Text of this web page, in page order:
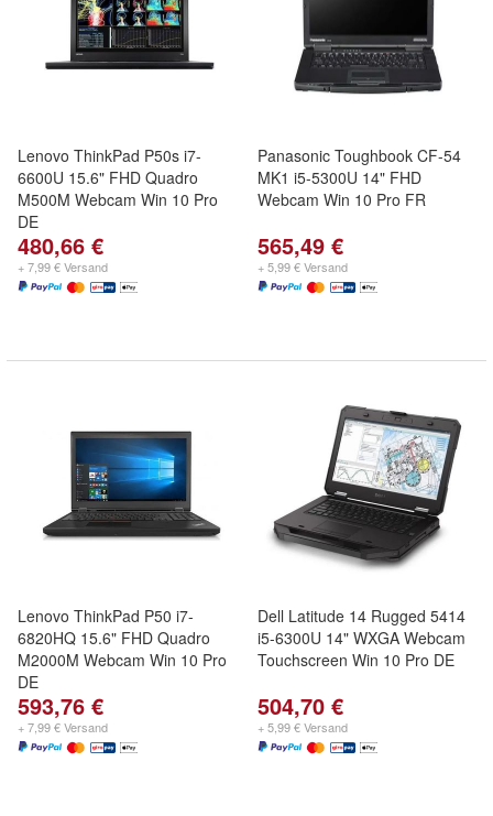
Lenovo ThinkPad P50s i7-
6600U 15.6" FHD Quadro
M500M Webcam Win 10 Pro
DE
480,66 €
+ 7,99 € Versand
Panasonic Toughbook CF-54
MK1 i5-5300U 14" FHD
Webcam Win 10 Pro FR
565,49 €
+ 5,99 € Versand
Lenovo ThinkPad P50 i7-
6820HQ 15.6" FHD Quadro
M2000M Webcam Win 10 Pro
DE
593,76 €
+ 7,99 € Versand
Dell Latitude 14 Rugged 5414
i5-6300U 14" WXGA Webcam
Touchscreen Win 10 Pro DE
504,70 €
+ 5,99 € Versand